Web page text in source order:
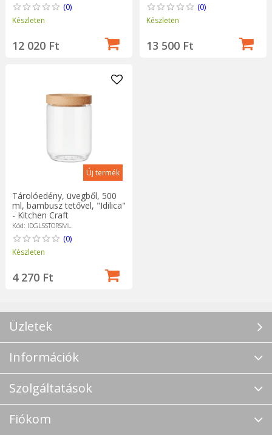
(0)
Készleten
12 020 Ft
(0)
Készleten
13 500 Ft
Új termék
Tárolóedény, üvegből, 500
ml, bambusz tetővel, "Idilica"
- Kitchen Craft
Kód: IDGLSSTORSML
(0)
Készleten
4 270 Ft
Üzletek
Információk
Szolgáltatások
Fiókom